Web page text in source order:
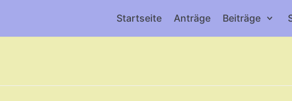
Startseite Anträge Beiträge